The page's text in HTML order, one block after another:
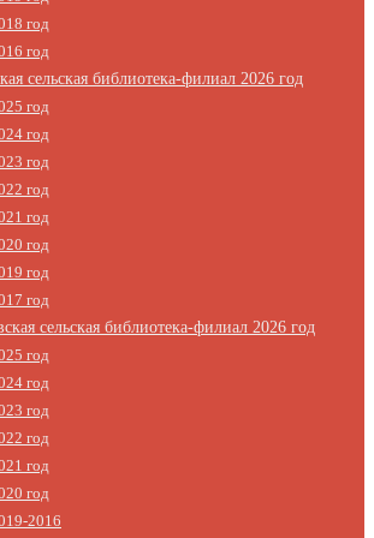
год
год
сельская библиотека-филиал 2026 год
год
год
год
год
год
год
год
год
сельская библиотека-филиал 2026 год
год
год
год
год
год
год
2016